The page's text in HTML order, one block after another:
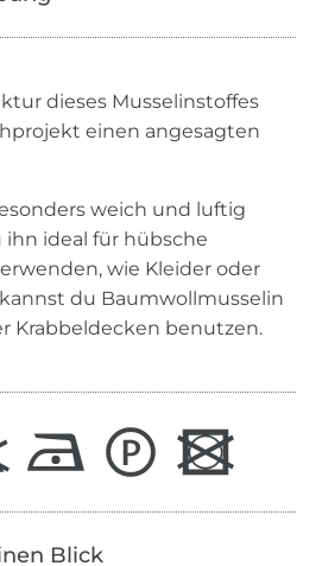
dieses Musselinstoffes
einen angesagten
weich und luftig
ideal für hübsche
wie Kleider oder
du Baumwollmusselin
Krabbeldecken benutzen.
Blick